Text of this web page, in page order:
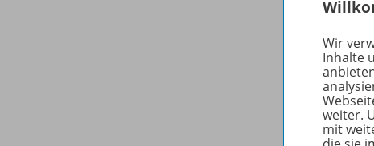
Wir
Inhalte
weiter.
mit